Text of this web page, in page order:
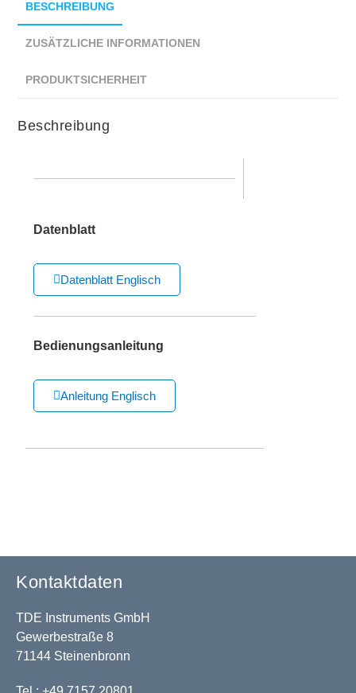
BESCHREIBUNG
ZUSÄTZLICHE INFORMATIONEN
PRODUKTSICHERHEIT
Beschreibung
Datenblatt
Datenblatt Englisch
Bedienungsanleitung
Anleitung Englisch
Kontaktdaten
TDE Instruments GmbH
Gewerbestraße 8
71144 Steinenbronn